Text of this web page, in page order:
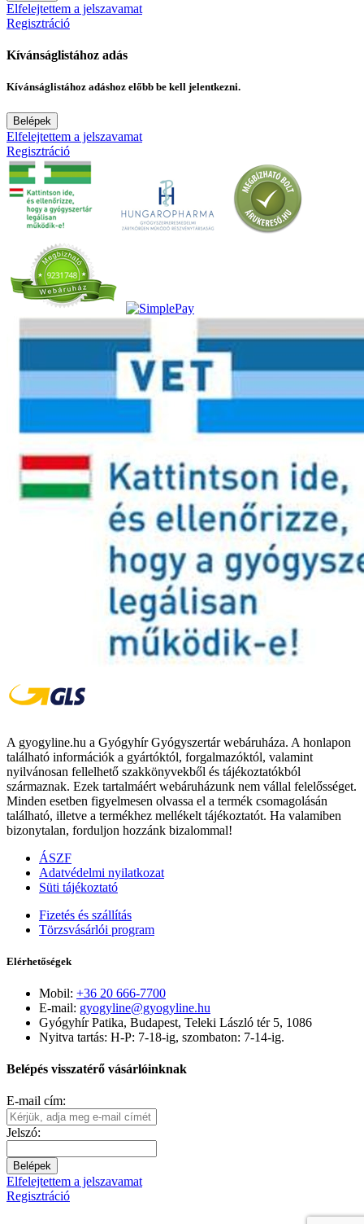
Elfelejtettem a jelszavamat
Regisztráció
Kívánságlistához adás
Kívánságlistához adáshoz előbb be kell jelentkezni.
Belépek
Elfelejtettem a jelszavamat
Regisztráció
A gyogyline.hu a Gyógyhír Gyógyszertár webáruháza. A honlapon
található információk a gyártóktól, forgalmazóktól, valamint
nyilvánosan fellelhető szakkönyvekből és tájékoztatókból
származnak. Ezek tartalmáért webáruházunk nem vállal felelősséget.
Minden esetben figyelmesen olvassa el a termék csomagolásán
található, illetve a termékhez mellékelt tájékoztatót. Ha valamiben
bizonytalan, forduljon hozzánk bizalommal!
ÁSZF
Adatvédelmi nyilatkozat
Süti tájékoztató
Fizetés és szállítás
Törzsvásárlói program
Elérhetőségek
Mobil: +36 20 666-7700
E-mail: gyogyline@gyogyline.hu
Gyógyhír Patika, Budapest, Teleki László tér 5, 1086
Nyitva tartás: H-P: 7-18-ig, szombaton: 7-14-ig.
Belépés visszatérő vásárlóinknak
E-mail cím:
Jelszó:
Belépek
Elfelejtettem a jelszavamat
Regisztráció